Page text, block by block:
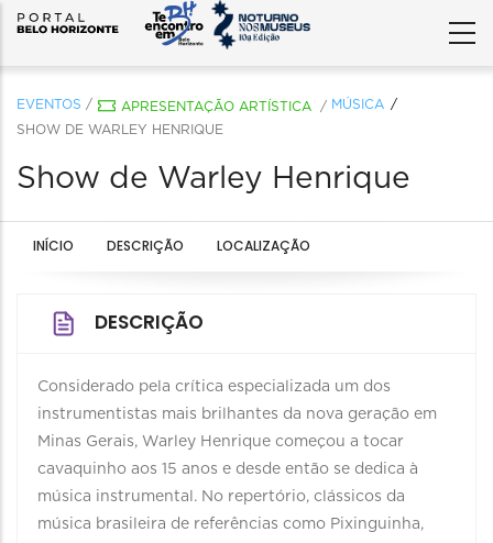
EVENTOS / APRESENTAÇÃO ARTÍSTICA / MÚSICA
SHOW DE WARLEY HENRIQUE
Show de Warley Henrique
INÍCIO DESCRIÇÃO LOCALIZAÇÃO
DESCRIÇÃO
Considerado pela crítica especializada um dos
instrumentistas mais brilhantes da nova geração em
Minas Gerais, Warley Henrique começou a tocar
cavaquinho aos 15 anos e desde então se dedica à
música instrumental. No repertório, clássicos da
música brasileira de referências como Pixinguinha,